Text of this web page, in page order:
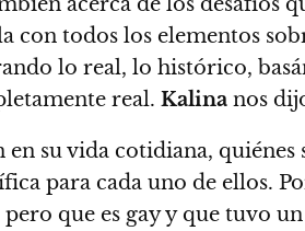
con todos los elementos
lo real, lo histórico,
real. Kalina nos
en su vida cotidiana,
para cada uno de ellos.
que es gay y que tuvo